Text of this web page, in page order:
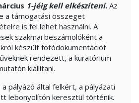
1-jéig kell elkészíteni. Az
a támogatási összeget
is fel lehet használni. A
szakmai beszámolóként a
készült fotódokumentációt
rendezett, a kuratórium
kiállítani.
pályázó által felkért, a pályázati
lebonyolítón keresztül történik.